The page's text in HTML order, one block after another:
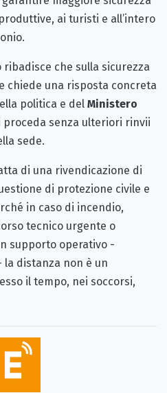
ai turisti e all’intero
ribadisce che sulla sicurezza
chiede una risposta concreta
politica e del Ministero
proceda senza ulteriori rinvii
sede.
di una rivendicazione di
di protezione civile e
in caso di incendio,
tecnico urgente o
supporto operativo -
distanza non è un
il tempo, nei soccorsi,